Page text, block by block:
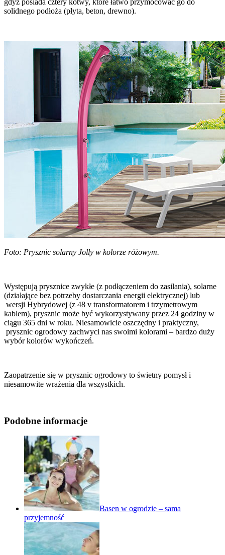
gdyż posiada cztery kotwy, które łatwo przymocować go do
solidnego podłoża (płyta, beton, drewno).
Foto: Prysznic solarny Jolly w kolorze różowym.
Występują prysznice zwykłe (z podłączeniem do zasilania), solarne
(działające bez potrzeby dostarczania energii elektrycznej) lub
wersji Hybrydowej (z 48 v transformatorem i trzymetrowym
kablem), prysznic może być wykorzystywany przez 24 godziny w
ciągu 365 dni w roku. Niesamowicie oszczędny i praktyczny,
prysznic ogrodowy zachwyci nas swoimi kolorami – bardzo duży
wybór kolorów wykończeń.
Zaopatrzenie się w prysznic ogrodowy to świetny pomysł i
niesamowite wrażenia dla wszystkich.
Podobne informacje
Basen w ogrodzie – sama
przyjemność